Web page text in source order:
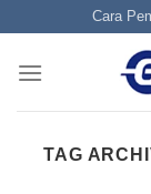
content
Cara
TAG